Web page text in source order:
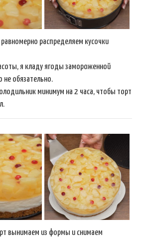
распределяем кусочки
я кладу ягоды замороженной
не обязательно.
минимум на 2 часа, чтобы торт
вынимаем из формы и снимаем